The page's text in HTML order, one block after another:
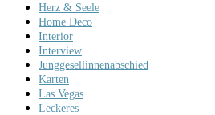
Herz & Seele
Home Deco
Interior
Interview
Junggesellinnenabschied
Karten
Las Vegas
Leckeres